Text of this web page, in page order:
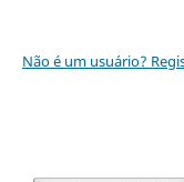
Não é um usuário?